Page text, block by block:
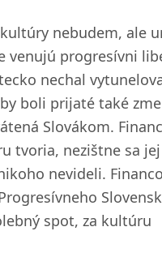
nebudem, ale
venujú progresívni
nechal
boli prijaté také
Slovákom.
tvoria, nezištne sa
nevideli.
spot, za kultúru